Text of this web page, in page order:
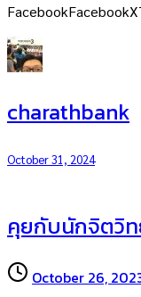
charathbank
October 31, 2024
คุยกับนักจิตวิ
October 26,